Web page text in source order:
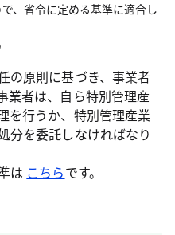
、省令に定める基準に適合し
の原則に基づき、事業者
業者は、自ら特別管理産
を行うか、特別管理産業
分を委託しなければなり
は こちらです。